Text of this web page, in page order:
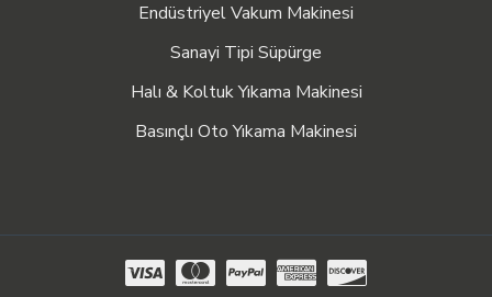
Endüstriyel Vakum Makinesi
Sanayi Tipi Süpürge
Halı & Koltuk Yıkama Makinesi
Basınçlı Oto Yıkama Makinesi